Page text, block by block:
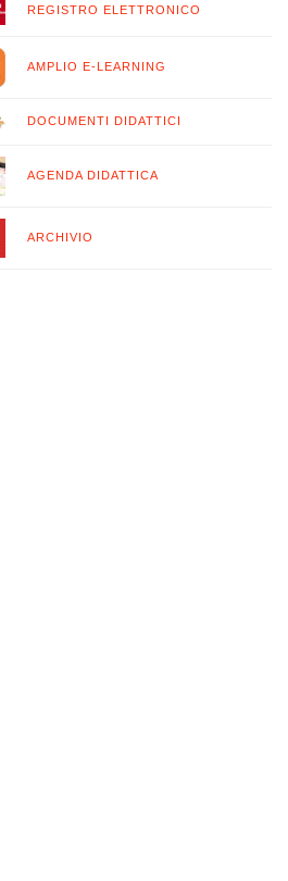
REGISTRO ELETTRONICO
AMPLIO E-LEARNING
DOCUMENTI DIDATTICI
AGENDA DIDATTICA
ARCHIVIO